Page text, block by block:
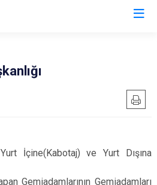
Yatağan
İçine(Kabotaj) ve Yurt Dışına
Gemiadamlarının Gemiadamları